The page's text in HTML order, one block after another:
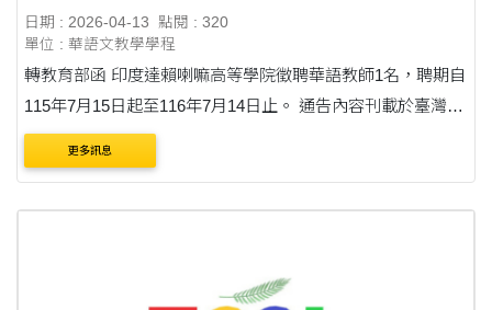
日期 : 2026-04-13
點閱 : 320
單位 : 華語文教學學程
轉教育部函 印度達賴喇嘛高等學院徵聘華語教師1名，聘期自
115年7月15日起至116年7月14日止。 通告內容刊載於臺灣華
語教育資源中心(網址：
https://lmit.edu.tw/sc/world_detail_edu/1345)。 收件截止日：
更多訊息